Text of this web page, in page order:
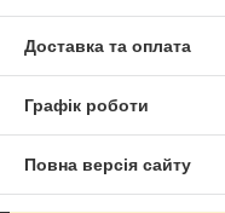
Доставка та оплата
Графік роботи
Повна версія сайту